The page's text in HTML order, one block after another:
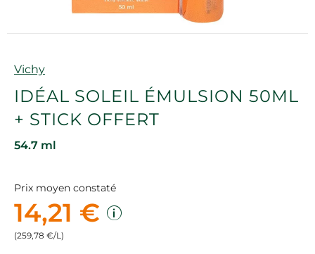
Marque
Vichy
IDÉAL SOLEIL ÉMULSION 50ML
+ STICK OFFERT
54.7 ml
Prix moyen constaté
14,21 €
(259,78 €/L)